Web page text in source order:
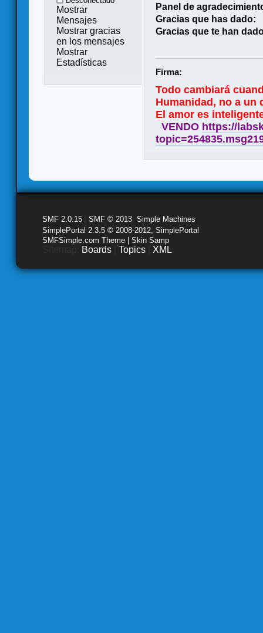
Mostrar
Mensajes
Mostrar gracias
en los mensajes
Mostrar
Estadísticas
Panel de
Gracias que has dado:
Gracias que te han
Firma:
Todo cambiará
Humanidad, no a un
El amor es
VENDO https://
SMF 2.0.15 SMF © 2013 Simple Machines
SimplePortal 2.3.5 © 2008-2012, SimplePortal
SMFSimple.com Theme | Skin Samp
Boards Topics XML